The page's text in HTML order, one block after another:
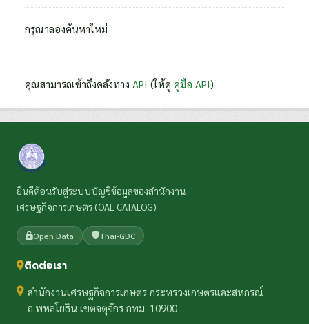
กรุณาลองค้นหาใหม่
คุณสามารถเข้าถึงคลังทาง API (ให้ดู คู่มือ API).
ยินดีต้อนรับสู่ระบบบัญชีข้อมูลของสำนักงาน
เศรษฐกิจการเกษตร (OAE CATALOG)
Open Data Thai-GDC
ติดต่อเรา
สำนักงานเศรษฐกิจการเกษตร กระทรวงเกษตรและสหกรณ์
ถ.พหลโยธิน เขตจตุจักร กทม. 10900